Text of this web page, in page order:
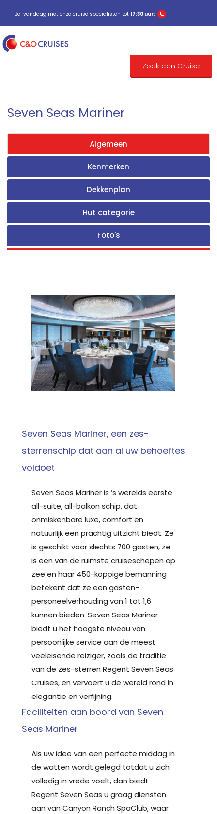
Bel vandaag met onze cruise specialisten tot 17:30 uur:
Zoek een Cruise
Seven Seas Mariner
Algemeen
Kenmerken
Dekkenplan
Hut categorie
Foto's
Seven Seas Mariner, een zes-
sterrenschip dat aan al uw behoeftes
voldoet
Seven Seas Mariner is ’s werelds eerste
all-suite, all-balkon schip, dat
onmiskenbare luxe, comfort en
natuurlijk een prachtig uitzicht biedt. Ze
is geschikt voor slechts 700 gasten, ze
is een van de ruimste cruiseschepen op
zee en haar 450-koppige bemanning
betekent dat ze een gasten-
personeelverhouding van 1 tot 1,6
kunnen bieden. Seven Seas Mariner
biedt u het hoogste niveau van
persoonlijke service aan de meest
veeleisende reiziger, zoals de traditie
van de zes-sterren Regent Seven Seas
Cruises, en vervoert u de wereld rond in
elegantie en verfijning.
Faciliteiten aan boord van Seven
Seas Mariner
Als uw idee van een perfecte middag in
de watten wordt gelegd totdat u zich
volledig in vrede voelt, dan biedt
Regent Seven Seas u graag diensten
aan van Canyon Ranch SpaClub, waar